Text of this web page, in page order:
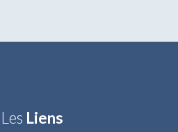
Les Liens